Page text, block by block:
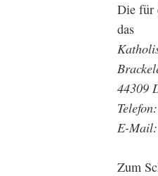
Die für
das
44309
E-Mail:
Zum